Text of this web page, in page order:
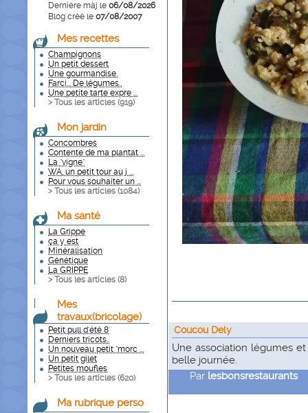
Dernière màj le 06/08/2026
Blog créé le 07/08/2007
Mes recettes
Champignons
Un petit dessert
Une gourmandise.
Farci... De légumes..
Une petite tarte expre ...
> Tous les articles (919)
Mon jardin
Concombres
Contente de ma plantat ...
La "vigne"
WA, un petit tour au j ...
Pour vous souhaiter un ...
> Tous les articles (1084)
Ma santé
La Grippe
ça y est
Minéralisation
Génétique
La GRIPPE
> Tous les articles (8)
Mes
travaux(bricolage)
Petit pull d'été 8
Derniers tricots..
Un nouveau petit "morc ...
Un petit gilet
Petites moufles
> Tous les articles (620)
Ma rubrique perso
Coucou Dely
Une association légumes
belle journée.
Par lesbonsrestaurants